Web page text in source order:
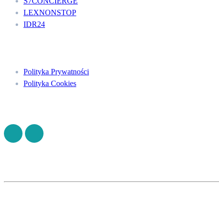
LEXNONSTOP
IDR24
Polityka Prywatności
Polityka Cookies